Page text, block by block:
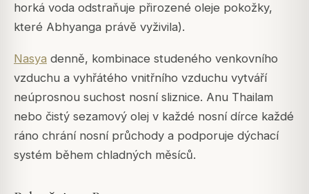
horká voda odstraňuje přirozené oleje pokožky,
které Abhyanga právě vyživila).
Nasya denně, kombinace studeného venkovního
vzduchu a vyhřátého vnitřního vzduchu vytváří
neúprosnou suchost nosní sliznice. Anu Thailam
nebo čistý sezamový olej v každé nosní dírce každé
ráno chrání nosní průchody a podporuje dýchací
systém během chladných měsíců.